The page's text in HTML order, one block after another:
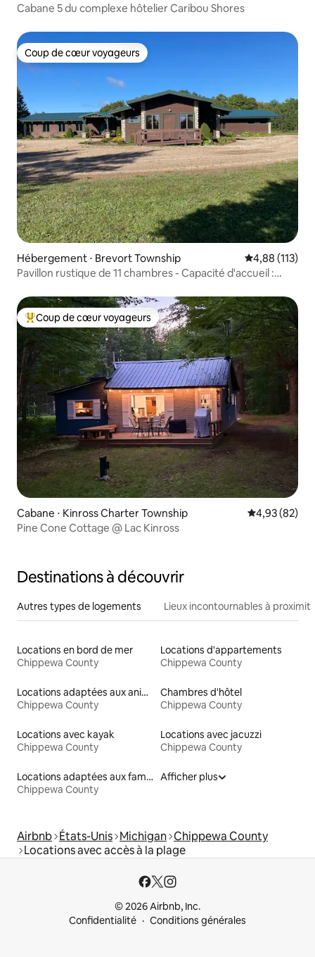
Cabane 5 du complexe hôtelier Caribou Shores
Coup de cœur voyageurs
Coup de cœur voyageurs
Hébergement ⋅ Brevort Township Évaluation
4,88 (113)
Pavillon rustique de 11 chambres - Capacité d'accueil :
Coups de cœur voyageurs les plus appréciés
Coup de cœur voyageurs
Cabane ⋅ Kinross Charter Township Évaluation
4,93 (82)
Pine Cone Cottage @ Lac Kinross
Destinations à découvrir
Autres types de logements Lieux incontournables à
Locations en bord de mer
Chippewa County
Locations d'appartements
Chippewa County
Locations adaptées aux animaux
Chippewa County
Chambres d'hôtel
Chippewa County
Locations avec kayak
Chippewa County
Locations avec jacuzzi
Chippewa County
Locations adaptées aux familles
Chippewa County
Afficher plus
Airbnb États-Unis Michigan Chippewa County
Locations avec accès à la plage
© 2026 Airbnb, Inc.
Confidentialité
Conditions générales